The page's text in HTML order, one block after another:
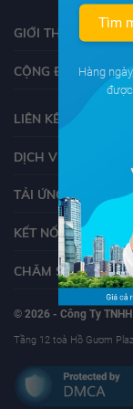
GIỚI THIỆU VỀ
CỘNG ĐỒNG
LIÊN KẾT
DỊCH VỤ KHÁCH
TẢI ỨNG DỤNG
KẾT NỐI VỚI
CHĂM SÓC KHÁCH
© 2026 - Công Ty TNHH
Tầng 12 toà Hồ Gươm
Tìm
Hàng